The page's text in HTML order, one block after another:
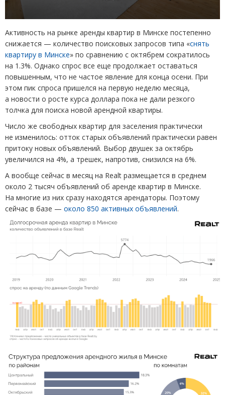
Активность на рынке аренды квартир в Минске постепенно
снижается — количество поисковых запросов типа «снять
квартиру в Минске» по сравнению с октябрем сократилось
на 1.3%. Однако спрос все еще продолжает оставаться
повышенным, что не частое явление для конца осени. При
этом пик спроса пришелся на первую неделю месяца,
а новости о росте курса доллара пока не дали резкого
толчка для поиска новой арендной квартиры.
Число же свободных квартир для заселения практически
не изменилось: отток старых объявлений практически равен
притоку новых объявлений. Выбор двушек за октябрь
увеличился на 4%, а трешек, напротив, снизился на 6%.
А вообще сейчас в месяц на Realt размещается в среднем
около 2 тысяч объявлений об аренде квартир в Минске.
На многие из них сразу находятся арендаторы. Поэтому
сейчас в базе — около 850 активных объявлений.